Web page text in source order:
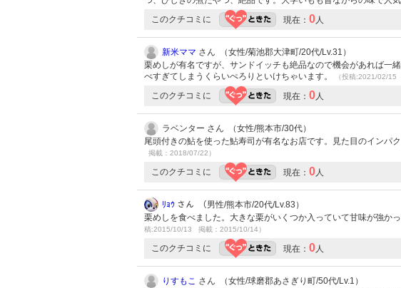
このクチコミに 現在： 0人
新米ママ さん （女性/菊池郡大津町/20代/Lv.31）
栗めしが有名ですが、サンドイッチも絶品なので機会があれば一
べすぎてしまうくらいぺろりといけちゃいます。
（投稿:2021/02/
このクチコミに 現在： 0人
ラベンター さん （女性/熊本市/30代）
尾頭付きの鮎を使った鮎寿司が有名なお店です。見た目のインパ
掲載：2018/07/22）
このクチコミに 現在： 0人
ﾘｮｳ さん （男性/熊本市/20代/Lv.83）
栗めしを食べました。大きな栗がいくつか入っていて甘味が強か
稿:2015/10/13 掲載：2015/10/14）
このクチコミに 現在： 0人
りすもこ さん （女性/球磨郡あさぎり町/50代/Lv.1）